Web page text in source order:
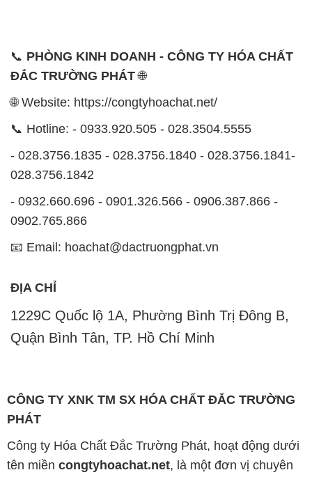
📞 PHÒNG KINH DOANH - CÔNG TY HÓA CHẤT
ĐẮC TRƯỜNG PHÁT🌐
🌐 Website: https://congtyhoachat.net/
📞 Hotline: - 0933.920.505 - 028.3504.5555
- 028.3756.1835 - 028.3756.1840 - 028.3756.1841-
028.3756.1842
- 0932.660.696 - 0901.326.566 - 0906.387.866 -
0902.765.866
📧 Email: hoachat@dactruongphat.vn
ĐỊA CHỈ
1229C Quốc lộ 1A, Phường Bình Trị Đông B,
Quận Bình Tân, TP. Hồ Chí Minh
CÔNG TY XNK TM SX HÓA CHẤT ĐẮC TRƯỜNG
PHÁT
Công ty Hóa Chất Đắc Trường Phát, hoạt động dưới
tên miền congtyhoachat.net, là một đơn vị chuyên